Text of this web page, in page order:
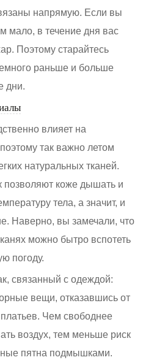
напрямую. Если вы
мало, в течение дня вас
Поэтому старайтесь
раньше и больше
дни.
влияет на
так важно летом
натуральных тканей.
позволяют коже дышать и
тела, а значит, и
Наверно, вы замечали, что
можно бытро вспотеть
погоду.
связанный с одеждой:
вещи, отказавшись от
Чем свободнее
воздух, тем меньше риск
пятна подмышками.